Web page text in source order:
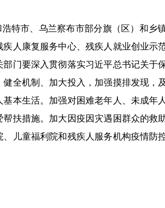
市、乌兰察布市部分旗（区）和乡
人康复服务中心、残疾人就业创业示
门要深入贯彻落实习近平总书记关
全机制、加大投入，加强摸排发现
本生活。加强对困难老年人、未成年
扶措施。加大因疫因灾遇困群众的救
儿童福利院和残疾人服务机构疫情防